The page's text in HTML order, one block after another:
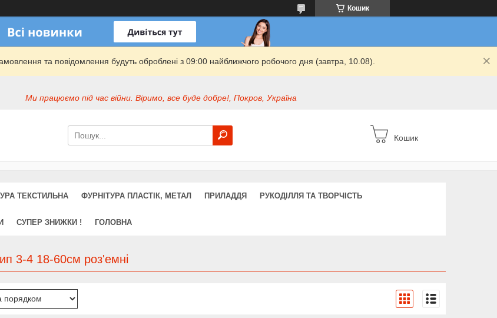
Кошик
та повідомлення будуть оброблені з 09:00 найближчого робочого дня (завтра, 10.08).
Ми працюємо під час війни. Віримо, все буде добре!, Покров, Україна
Кошик
ТЕКСТИЛЬНА ФУРНІТУРА ПЛАСТІК, МЕТАЛ ПРИЛАДДЯ РУКОДІЛЛЯ ТА ТВОРЧІСТЬ
СУПЕР ЗНИЖКИ ! ГОЛОВНА
3-4 18-60см роз'емні